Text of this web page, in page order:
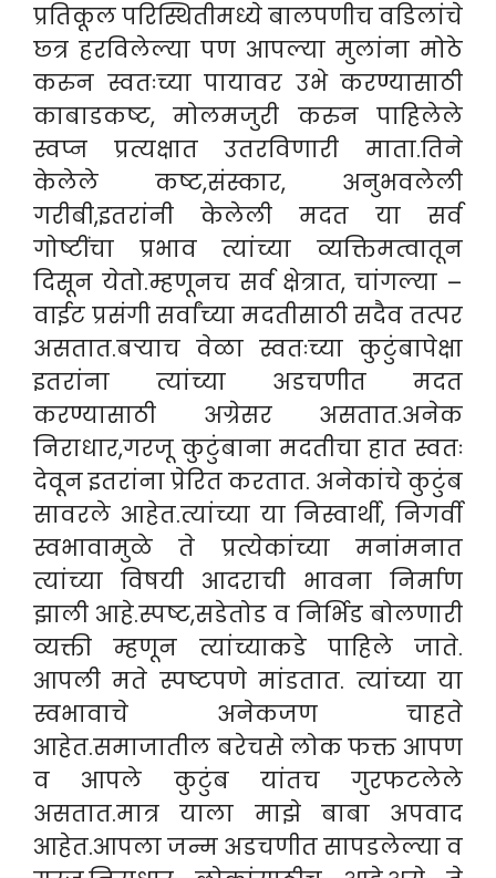
प्रतिकूल परिस्थितीमध्ये बालपणीच वडिलांचे
छ्त्र हरविलेल्या पण आपल्या मुलांना मोठे
करुन स्वतःच्या पायावर उभे करण्यासाठी
काबाडकष्ट, मोलमजुरी करुन पाहिलेले
स्वप्न प्रत्यक्षात उतरविणारी माता.तिने
केलेले कष्ट,संस्कार, अनुभवलेली
गरीबी,इतरांनी केलेली मदत या सर्व
गोष्टींचा प्रभाव त्यांच्या व्यक्तिमत्वातून
दिसून येतो.म्हणूनच सर्व क्षेत्रात, चांगल्या –
वाईट प्रसंगी सर्वांच्या मदतीसाठी सदैव तत्पर
असतात.बऱ्याच वेळा स्वतःच्या कुटुंबापेक्षा
इतरांना त्यांच्या अडचणीत मदत
करण्यासाठी अग्रेसर असतात.अनेक
निराधार,गरजू कुटुंबाना मदतीचा हात स्वतः
देवून इतरांना प्रेरित करतात. अनेकांचे कुटुंब
सावरले आहेत.त्यांच्या या निस्वार्थी, निगर्वी
स्वभावामुळे ते प्रत्येकांच्या मनांमनात
त्यांच्या विषयी आदराची भावना निर्माण
झाली आहे.स्पष्ट,सडेतोड व निर्भिड बोलणारी
व्यक्ती म्हणून त्यांच्याकडे पाहिले जाते.
आपली मते स्पष्टपणे मांडतात. त्यांच्या या
स्वभावाचे अनेकजण चाहते
आहेत.समाजातील बरेचसे लोक फक्त आपण
व आपले कुटुंब यांतच गुरफटलेले
असतात.मात्र याला माझे बाबा अपवाद
आहेत.आपला जन्म अडचणीत सापडलेल्या व